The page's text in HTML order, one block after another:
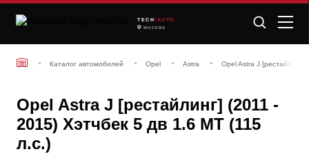
TECH /AUTO
МОСКВА
Каталог автомобилей Opel Astra Opel Astra J [рестайлинг]
Opel Astra J [рестайлинг] (2011 -
2015) Хэтчбек 5 дв 1.6 MT (115
л.с.)